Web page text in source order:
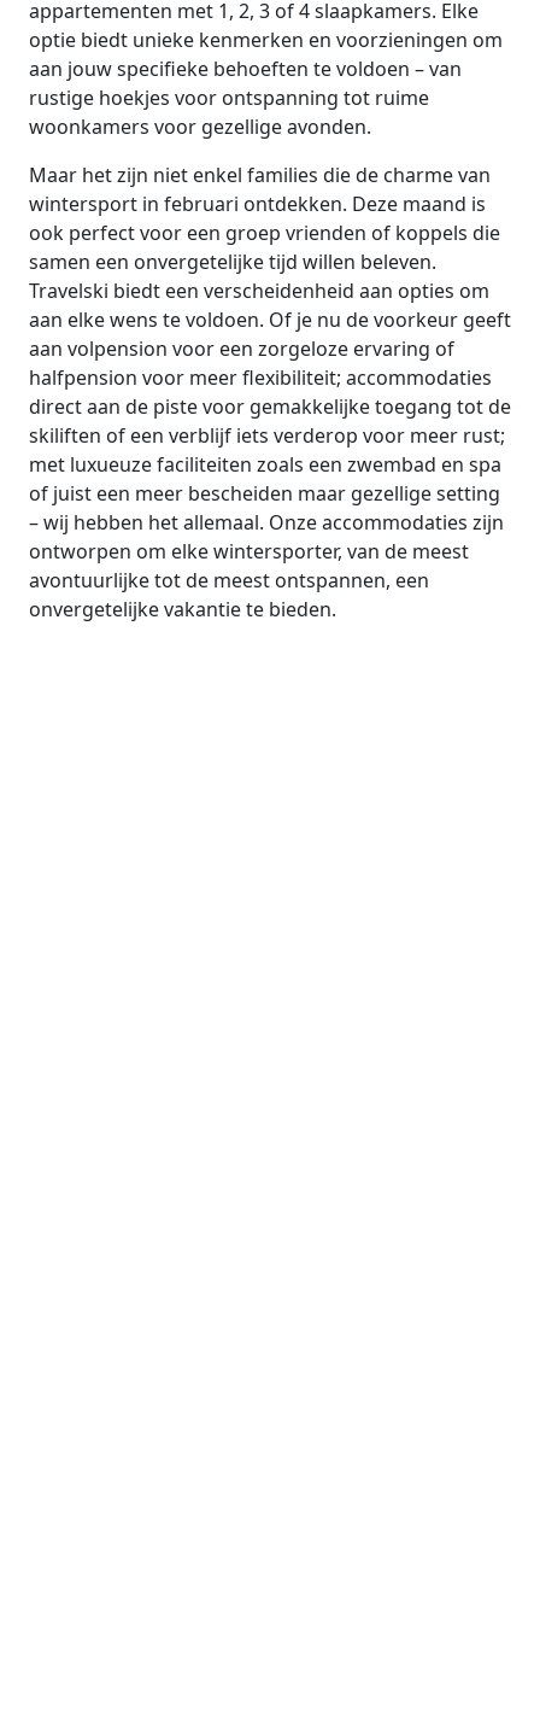
appartementen met 1, 2, 3 of 4 slaapkamers. Elke
optie biedt unieke kenmerken en voorzieningen om
aan jouw specifieke behoeften te voldoen – van
rustige hoekjes voor ontspanning tot ruime
woonkamers voor gezellige avonden.
Maar het zijn niet enkel families die de charme van
wintersport in februari ontdekken. Deze maand is
ook perfect voor een groep vrienden of koppels die
samen een onvergetelijke tijd willen beleven.
Travelski biedt een verscheidenheid aan opties om
aan elke wens te voldoen. Of je nu de voorkeur geeft
aan volpension voor een zorgeloze ervaring of
halfpension voor meer flexibiliteit; accommodaties
direct aan de piste voor gemakkelijke toegang tot de
skiliften of een verblijf iets verderop voor meer rust;
met luxueuze faciliteiten zoals een zwembad en spa
of juist een meer bescheiden maar gezellige setting
– wij hebben het allemaal. Onze accommodaties zijn
ontworpen om elke wintersporter, van de meest
avontuurlijke tot de meest ontspannen, een
onvergetelijke vakantie te bieden.